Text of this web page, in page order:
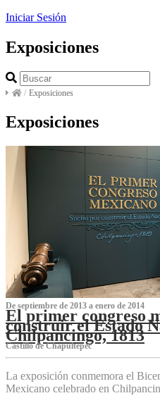
Iniciar Sesión
Exposiciones
/ Exposiciones
Exposiciones
De septiembre de 2013 a enero de 2014
El primer congreso
construir el Estado
Chilpancingo, 1813
Castillo de Chapultepec
La exposición conmemora el
Mexicano celebrado en